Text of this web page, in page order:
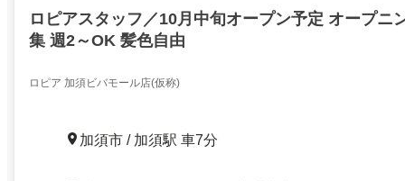
ロピアスタッフ／10月中旬オープン予定 オープニ
集 週2～OK 髪色自由
ロピア 加須ビバモール店(仮称)
加須市 / 加須駅 車7分